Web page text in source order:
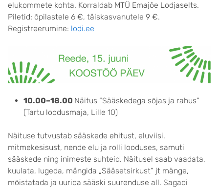
elukommete kohta. Korraldab MTÜ Emajõe Lodjaselts.
Piletid: õpilastele 6 €, täiskasvanutele 9 €.
Registreerumine: lodi.ee
10.00–18.00 Näitus “Sääskedega sõjas ja rahus”
(Tartu loodusmaja, Lille 10)
Näituse tutvustab sääskede ehitust, eluviisi,
mitmekesisust, nende elu ja rolli looduses, samuti
sääskede ning inimeste suhteid. Näitusel saab vaadata,
kuulata, lugeda, mängida „Sääsetsirkust“ jt mänge,
mõistatada ja uurida sääski suurenduse all. Sagadi